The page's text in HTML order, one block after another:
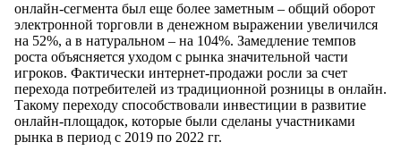
онлайн-сегмента был еще более заметным – общий оборот
электронной торговли в денежном выражении увеличился
на 52%, а в натуральном – на 104%. Замедление темпов
роста объясняется уходом с рынка значительной части
игроков. Фактически интернет-продажи росли за счет
перехода потребителей из традиционной розницы в онлайн.
Такому переходу способствовали инвестиции в развитие
онлайн-площадок, которые были сделаны участниками
рынка в период с 2019 по 2022 гг.